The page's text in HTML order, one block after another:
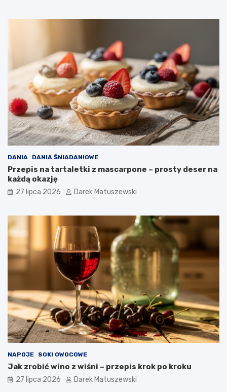
DANIA DANIA ŚNIADANIOWE
Przepis na tartaletki z mascarpone – prosty deser na
każdą okazję
27 lipca 2026 Darek Matuszewski
NAPOJE SOKI OWOCOWE
Jak zrobić wino z wiśni – przepis krok po kroku
27 lipca 2026 Darek Matuszewski